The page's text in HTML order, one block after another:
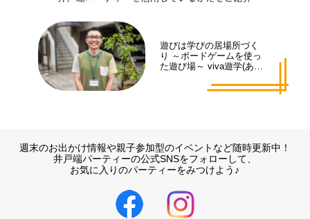
遊びは学びの居場所づく
り ～ボードゲームを使っ
た遊び場～ viva遊学(あそ
週末のお出かけ情報や親子参加型のイベントなど随時更新中！
井戸端パーティーの公式SNSをフォローして、
お気に入りのパーティーをみつけよう♪